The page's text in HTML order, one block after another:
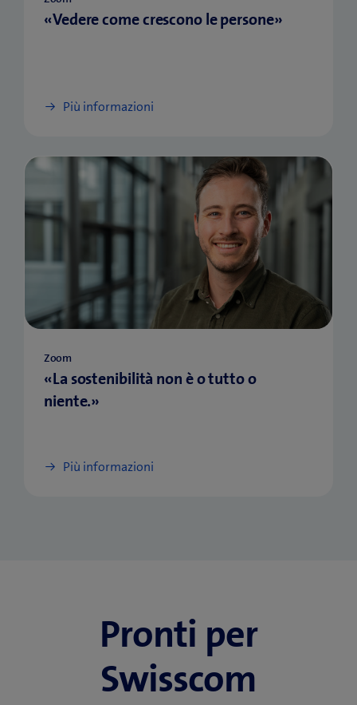
«Vedere come crescono le persone»
Più informazioni
Zoom
«La sostenibilità non è o tutto o
niente.»
Più informazioni
Pronti per
Swisscom